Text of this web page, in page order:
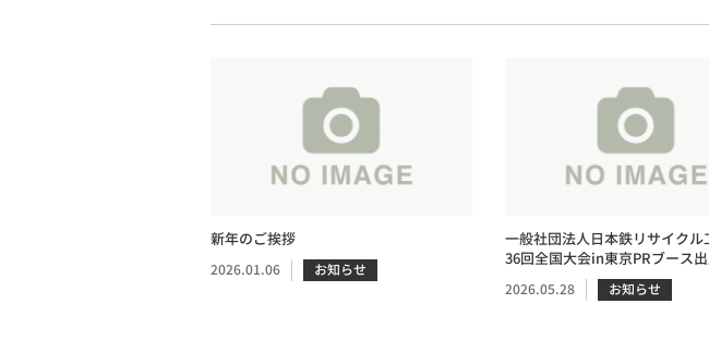
新年のご挨拶
2026.01.06 お知らせ
一般社団法人日本鉄リサイクル
36回全国大会in東京PRブース
2026.05.28 お知らせ